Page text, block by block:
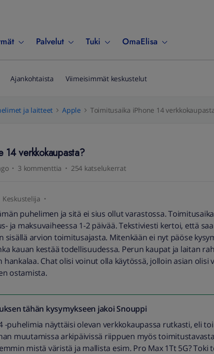
Palvelut Tuki OmaElisa
Ajankohtaista Viimeisimmät keskustelut
ja laitteet Apple Toimitusaika iPhone 14
14 verkkokaupasta?
3 kommenttia 254 katselukerrat
Keskustelija
puhelimen ja sitä ei sius ollut varastossa.
ja maksuvaiheessa 1-2 päivää. Tekstiviesti kertoi, että
sisällä arvion toimitusajasta. Mitenkään ei nyt päöse
kauan kestää todellisuudessa. Perun kaupat ja laitan
hankalaa. Chat olisi voinut olla käytössä, jolloin asian olisi
ostamista.
tähän kysymykseen jakoiSnouppi
-puhelimia näyttäisi olevan verkkokaupassa rutkasti, eli
muutamissa arkipäivissä riippuen myös
mistä väristä ja mallista esim. Pro Max 1Tt 5G? Toki